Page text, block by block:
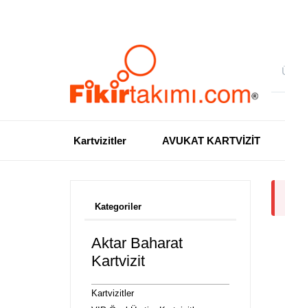
Kartvizitler AVUKAT KARTVİZİT
Kategoriler
Aktar Baharat
Kartvizit
Kartvizitler